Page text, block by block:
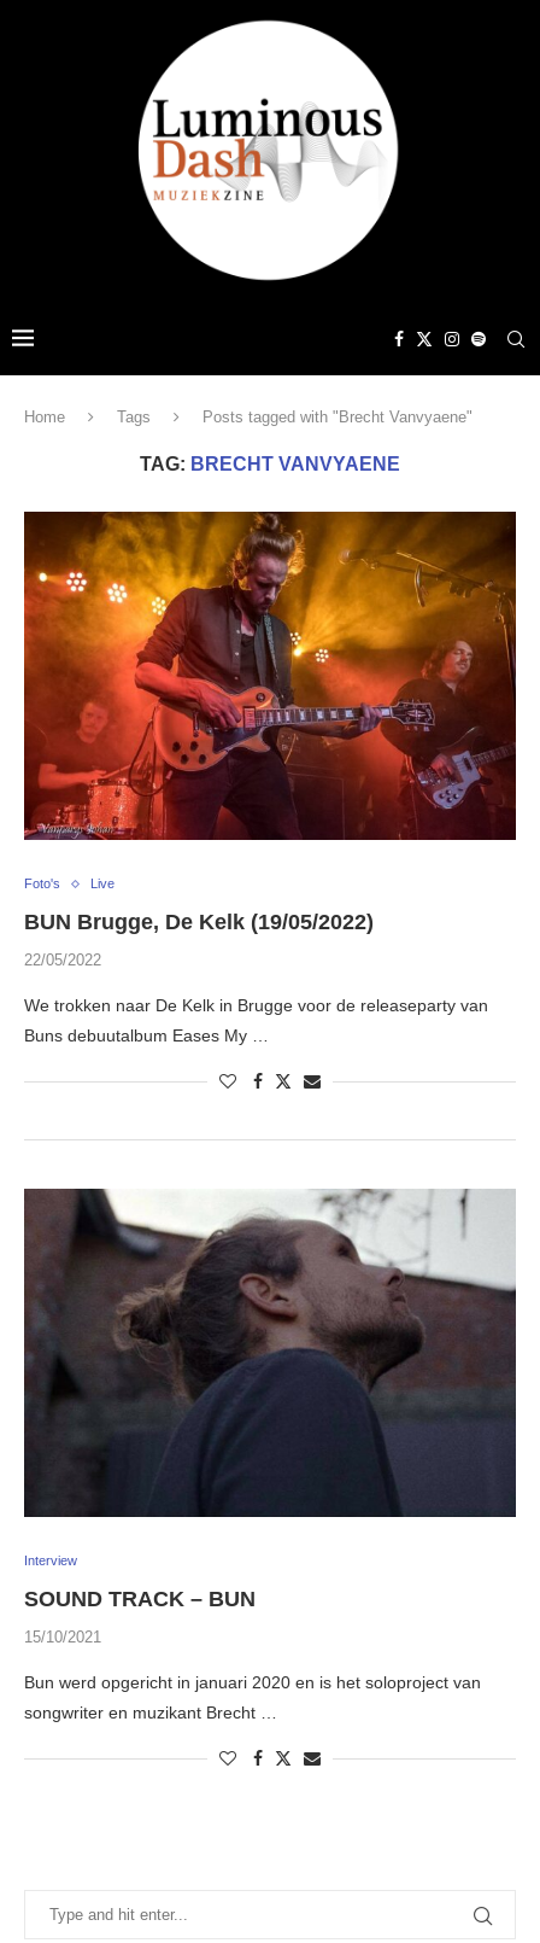
Home Tags Posts tagged with "Brecht Vanvyaene"
TAG: BRECHT VANVYAENE
Foto's Live
BUN Brugge, De Kelk (19/05/2022)
22/05/2022
We trokken naar De Kelk in Brugge voor de releaseparty van
Buns debuutalbum Eases My …
Interview
SOUND TRACK – BUN
15/10/2021
Bun werd opgericht in januari 2020 en is het soloproject van
songwriter en muzikant Brecht …